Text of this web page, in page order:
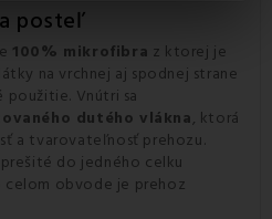
posteľ
100% mikrofibra z ktorej je
na vrchnej aj spodnej strane
použitie. Vnútri sa
dutého vlákna, ktorá
a tvarovateľnosť prehozu.
do jedného celku
celom obvode je prehoz